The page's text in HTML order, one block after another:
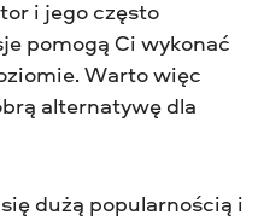
i jego często
pomogą Ci wykonać
Warto więc
alternatywę dla
dużą popularnością i